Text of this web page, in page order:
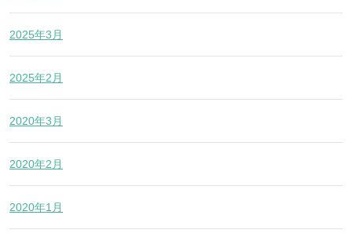
2025年3月
2025年2月
2020年3月
2020年2月
2020年1月